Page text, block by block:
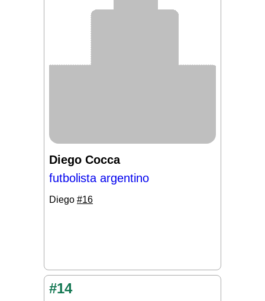
Diego Cocca
futbolista argentino
Diego #16
#14